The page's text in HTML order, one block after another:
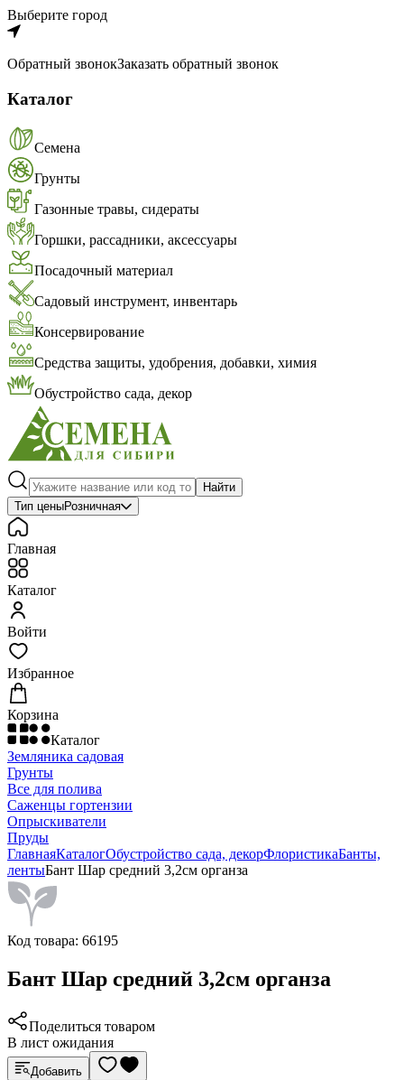
Выберите город
Обратный звонокЗаказать обратный звонок
Каталог
Семена
Грунты
Газонные травы, сидераты
Горшки, рассадники, аксессуары
Посадочный материал
Садовый инструмент, инвентарь
Консервирование
Средства защиты, удобрения, добавки, химия
Обустройство сада, декор
Найти
Тип ценыРозничная
Главная
Каталог
Войти
Избранное
Корзина
Каталог
Земляника садовая
Грунты
Все для полива
Саженцы гортензии
Опрыскиватели
Пруды
ГлавнаяКаталогОбустройство сада, декорФлористикаБанты,
лентыБант Шар средний 3,2см органза
Код товара: 66195
Бант Шар средний 3,2см органза
Поделиться товаром
В лист ожидания
Добавить